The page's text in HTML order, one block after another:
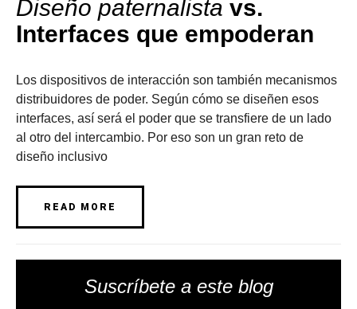
Diseño paternalista vs.
Interfaces que empoderan
Los dispositivos de interacción son también mecanismos
distribuidores de poder. Según cómo se diseñen esos
interfaces, así será el poder que se transfiere de un lado
al otro del intercambio. Por eso son un gran reto de
diseño inclusivo
READ MORE
Suscríbete a este blog